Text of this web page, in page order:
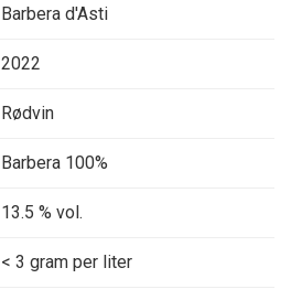
Barbera d'Asti
2022
Rødvin
Barbera 100%
13.5 % vol.
< 3 gram per liter